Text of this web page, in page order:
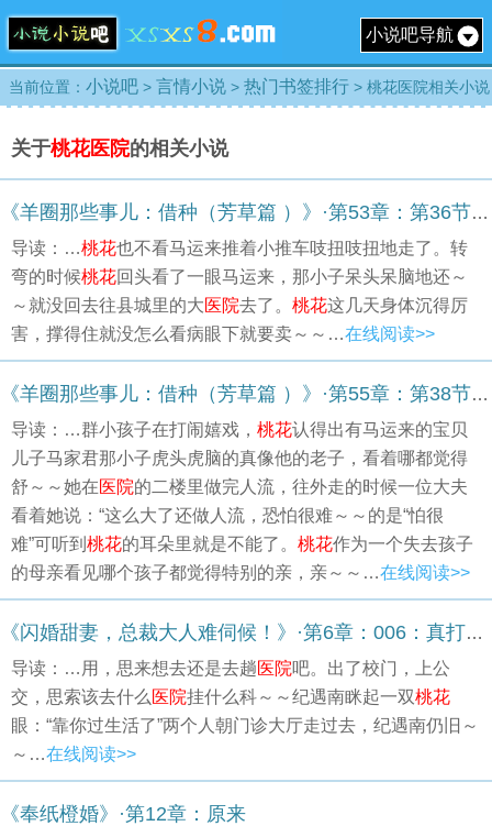
小说吧导航
当前位置： 小说吧 > 言情小说 > 热门书签排行 > 桃花医院相关小说
关于桃花医院的相关小说
《羊圈那些事儿：借种（芳草篇 ）》·第53章：第36节 不可预知的灾难
导读：…桃花也不看马运来推着小推车吱扭吱扭地走了。转
弯的时候桃花回头看了一眼马运来，那小子呆头呆脑地还～
～就没回去往县城里的大医院去了。 桃花这几天身体沉得厉
害，撑得住就没怎么看病眼下就要卖～～…在线阅读>>
《羊圈那些事儿：借种（芳草篇 ）》·第55章：第38节 不可预知的灾难
导读：…群小孩子在打闹嬉戏， 桃花认得出有马运来的宝贝
儿子马家君那小子虎头虎脑的真像他的老子，看着哪都觉得
舒～～她在医院的二楼里做完人流，往外走的时候一位大夫
看着她说：“这么大了还做人流，恐怕很难～～的是“怕很
难”可听到 桃花的耳朵里就是不能了。 桃花作为一个失去孩子
的母亲看见哪个孩子都觉得特别的亲，亲～～…在线阅读>>
《闪婚甜妻，总裁大人难伺候！》·第6章：006：真打算一辈子和尚下去？
导读：…用，思来想去还是去趟医院吧。出了校门，上公
交，思索该去什么 医院挂什么科～～纪遇南眯起一双桃花
眼：“靠你过生活了”两个人朝门诊大厅走过去，纪遇南仍旧～
～…在线阅读>>
《奉纸橙婚》·第12章：原来